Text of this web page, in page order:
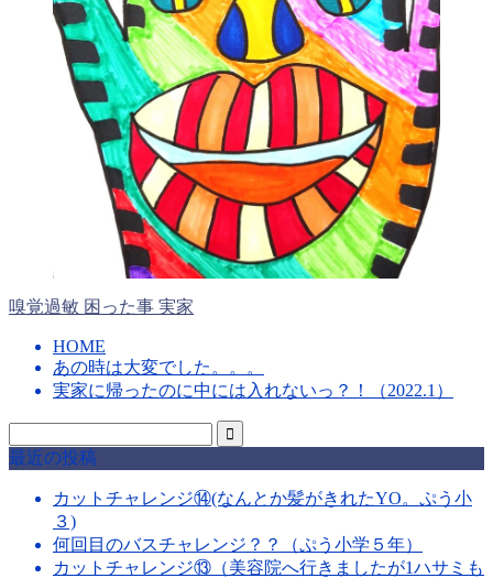
嗅覚過敏 困った事 実家
HOME
あの時は大変でした。。。
実家に帰ったのに中には入れないっ？！（2022.1）
最近の投稿
カットチャレンジ⑭(なんとか髪がきれたYO。ぷう小
３)
何回目のバスチャレンジ？？（ぷう小学５年）
カットチャレンジ⑬（美容院へ行きましたが1ハサミも